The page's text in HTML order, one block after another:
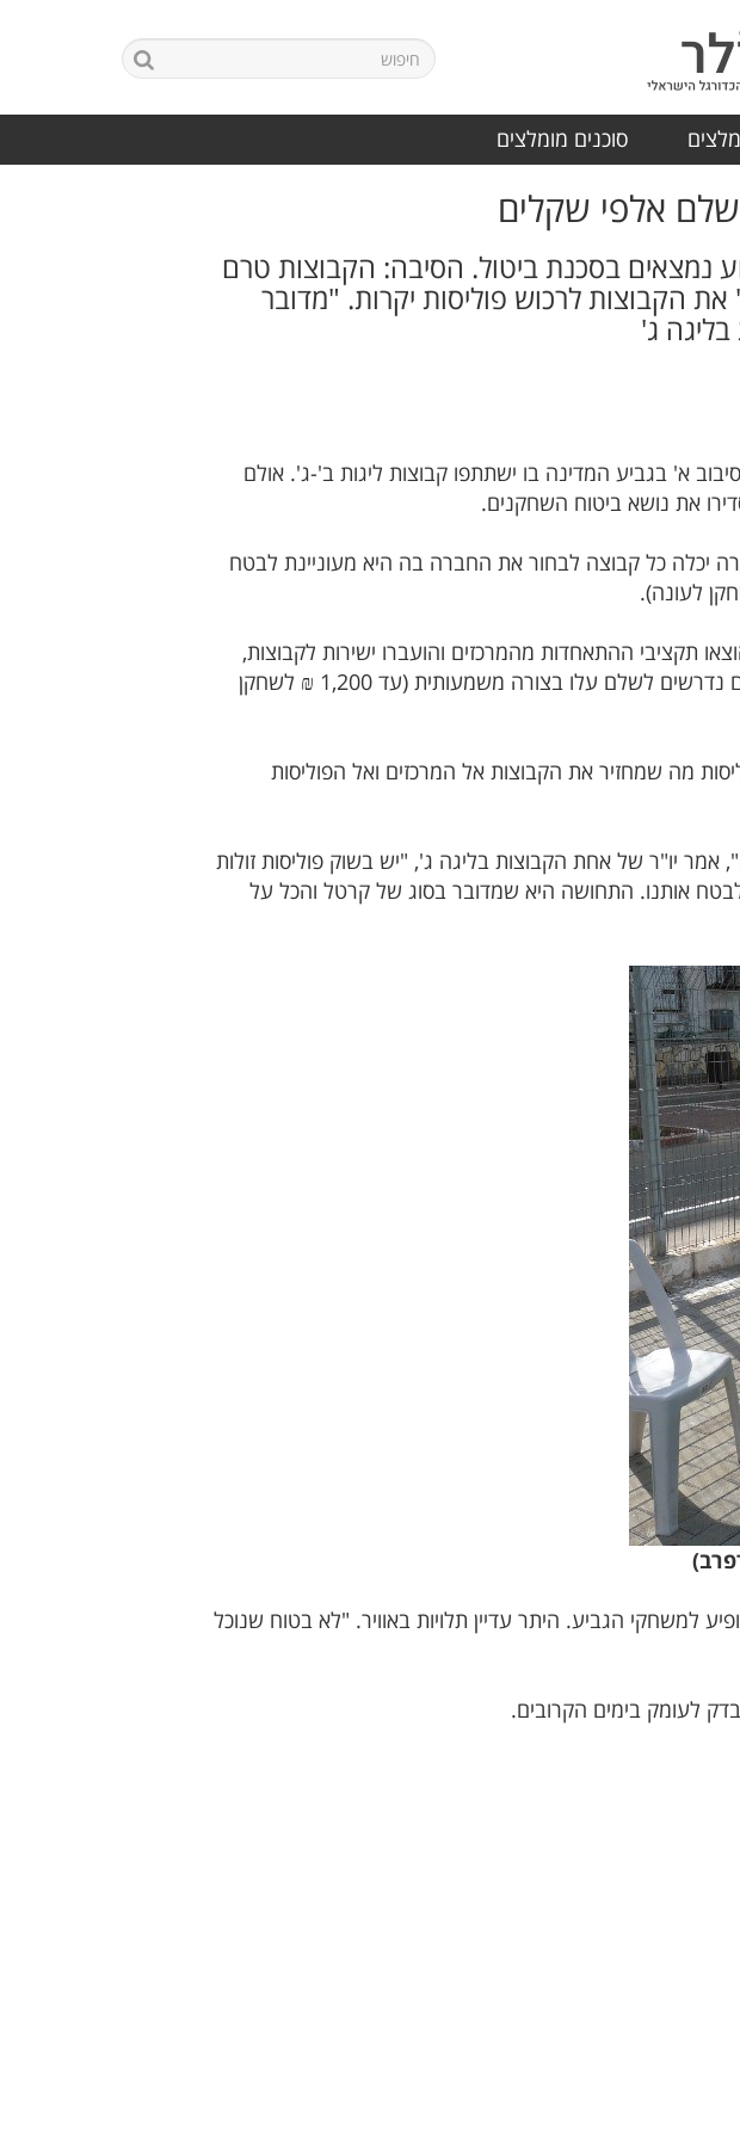
סוכנים מומלצים
אלפי שקלים
נמצאים בסכנת ביטול. הסיבה: הקבוצות טרם
הקבוצות לרכוש פוליסות יקרות. "מדובר
ג'
סיבוב א' בגביע המדינה בו ישתתפו קבוצות ליגות ב'-ג'. אולם
את נושא ביטוח השחקנים.
יכלה כל קבוצה לבחור את החברה בה היא מעוניינת לבטח
ההתאחדות מהמרכזים והועברו ישירות לקבוצות,
השתנו גם דרישות הביטוח וע"פ ראשי קבוצות רבים עמם שוחחנו, הסכומים שהם נדרשים לשלם עלו בצורה משמעותית (עד 1,200 ₪ לשחקן
מה שמחזיר את הקבוצות אל המרכזים ואל הפוליסות
את העונה", אמר יו"ר של אחת הקבוצות בליגה ג', "יש בשוק פוליסות זולות
אותנו. התחושה היא שמדובר בסוג של קרטל והכל על
למשחקי הגביע. היתר עדיין תלויות באוויר. "לא בטוח שנוכל
לעומק בימים הקרובים.